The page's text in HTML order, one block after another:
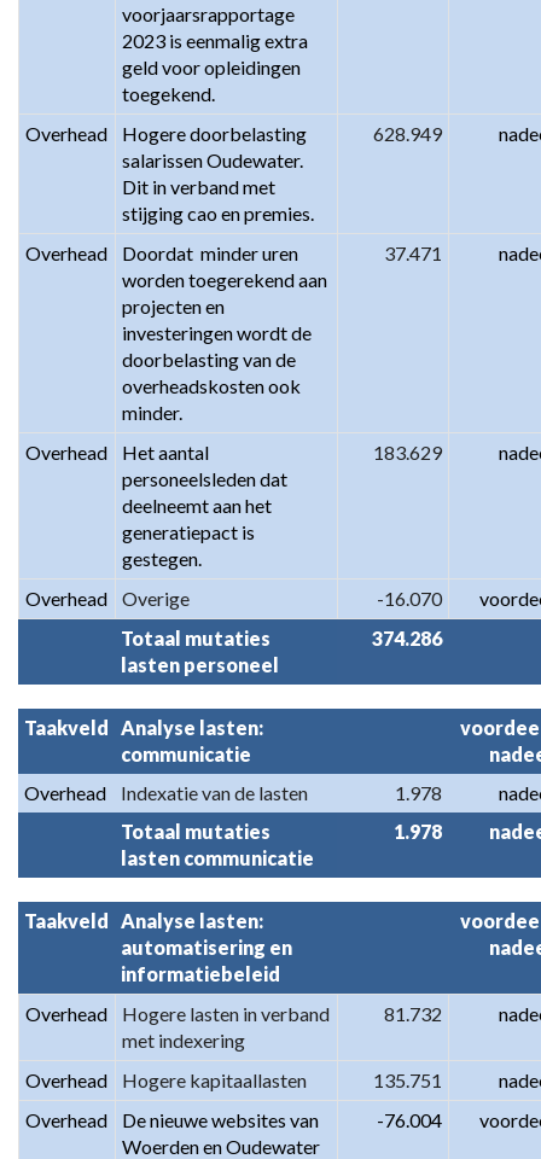
voorjaarsrapportage
2023 is eenmalig extra
geld voor opleidingen
toegekend.
Overhead
Hogere doorbelasting
salarissen Oudewater.
Dit in verband met
stijging cao en premies.
628.949
Overhead
Doordat  minder uren
worden toegerekend aan
projecten en
investeringen wordt de
doorbelasting van de
overheadskosten ook
minder.
37.471
Overhead
Het aantal
personeelsleden dat
deelneemt aan het
generatiepact is
gestegen.
183.629
Overhead Overige -16.070
Totaal mutaties
lasten personeel
374.286
Taakveld
Analyse lasten:
communicatie
Overhead
Indexatie van de lasten 1.978
Totaal mutaties
lasten communicatie
1.978
Taakveld
Analyse lasten:
automatisering en
informatiebeleid
Overhead
Hogere lasten in verband
met indexering
81.732
Overhead Hogere kapitaallasten 135.751
Overhead
De nieuwe websites van
Woerden en Oudewater
-76.004